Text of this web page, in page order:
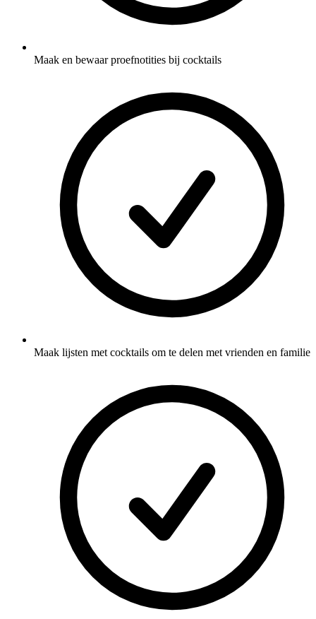
Maak en bewaar proefnotities bij cocktails
Maak lijsten met cocktails om te delen met vrienden en familie